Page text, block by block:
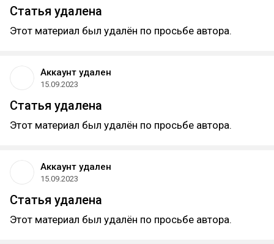
Статья удалена
Этот материал был удалён по просьбе автора.
Аккаунт удален
15.09.2023
Статья удалена
Этот материал был удалён по просьбе автора.
Аккаунт удален
15.09.2023
Статья удалена
Этот материал был удалён по просьбе автора.